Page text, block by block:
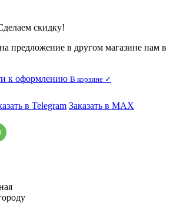
скидку!
предложение в другом магазине нам в
к оформлению В корзине ✓
в Telegram Заказать в MAX